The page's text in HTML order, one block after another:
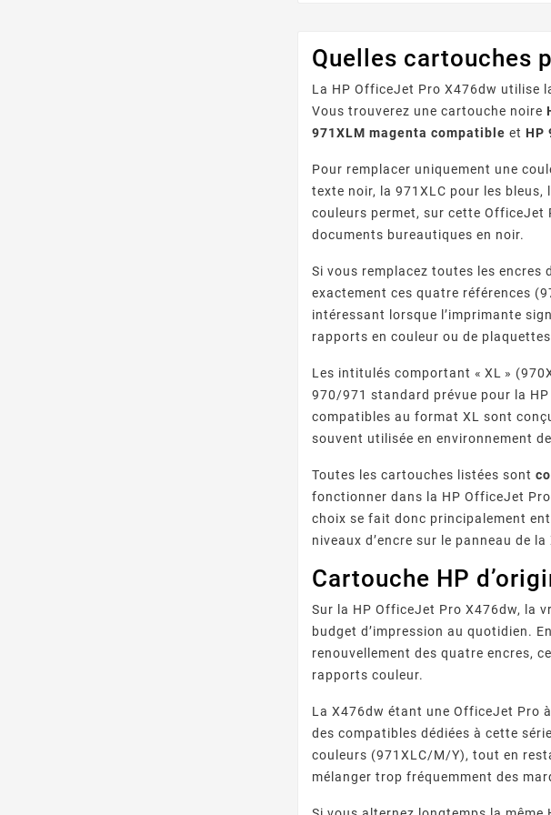
Quelles cartouches
La HP OfficeJet Pro X476dw utilise
Vous trouverez une cartouche noire
971XLM magenta compatible et HP
Pour remplacer uniquement une
texte noir, la 971XLC pour les
couleurs permet, sur cette OfficeJet
documents bureautiques en noir.
Si vous remplacez toutes les encres
exactement ces quatre références
intéressant lorsque l’imprimante
rapports en couleur ou de
Les intitulés comportant « XL »
970/971 standard prévue pour la
compatibles au format XL sont
souvent utilisée en environnement
Toutes les cartouches listées sont
fonctionner dans la HP OfficeJet
choix se fait donc principalement
niveaux d’encre sur le panneau de la
Cartouche HP
Sur la HP OfficeJet Pro X476dw, la
budget d’impression au quotidien.
renouvellement des quatre encres,
rapports couleur.
La X476dw étant une OfficeJet Pro
des compatibles dédiées à cette
couleurs (971XLC/M/Y), tout en
mélanger trop fréquemment des